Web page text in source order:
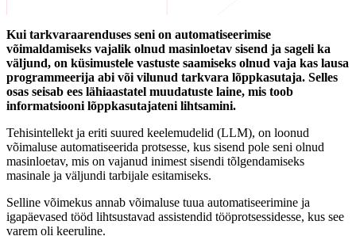
Kui tarkvaraarenduses seni on automatiseerimise
võimaldamiseks vajalik olnud masinloetav sisend ja sageli ka
väljund, on küsimustele vastuste saamiseks olnud vaja kas lausa
programmeerija abi või vilunud tarkvara lõppkasutaja. Selles
osas seisab ees lähiaastatel muudatuste laine, mis toob
informatsiooni lõppkasutajateni lihtsamini.
Tehisintellekt ja eriti suured keelemudelid (LLM), on loonud
võimaluse automatiseerida protsesse, kus sisend pole seni olnud
masinloetav, mis on vajanud inimest sisendi tõlgendamiseks
masinale ja väljundi tarbijale esitamiseks.
Selline võimekus annab võimaluse tuua automatiseerimine ja
igapäevased tööd lihtsustavad assistendid tööprotsessidesse, kus see
varem oli keeruline.